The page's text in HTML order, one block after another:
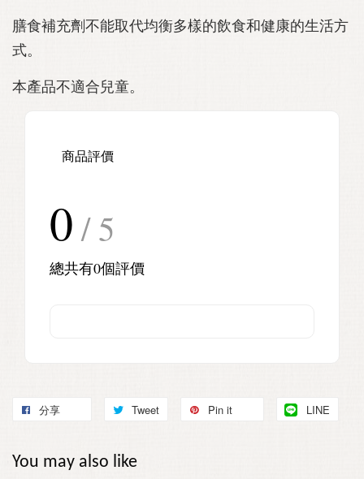
膳食補充劑不能取代均衡多樣的飲食和健康的生活方
式。
本產品不適合兒童。
商品評價
0 / 5
總共有0個評價
分享 Tweet Pin it LINE
You may also like